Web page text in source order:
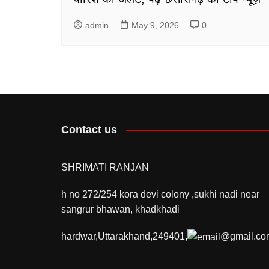
admin May 9, 2026 0
Contact us
SHRIMATI RANJAN
h no 272/254 kora devi colony ,sukhi nadi near
sangrur bhawan, khadkhadi
hardwar,Uttarakhand,249401,